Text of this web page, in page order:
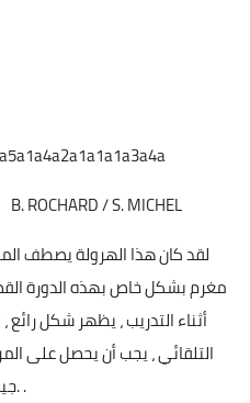
B. ROCHARD / S. MICHEL
لقد كان هذا الهرولة يصطف
مغرم بشكل خاص بهذه الدورة
أثناء التدريب ، يظهر شكل
التلقائي ، يجب أن يحصل على
جيدة. .